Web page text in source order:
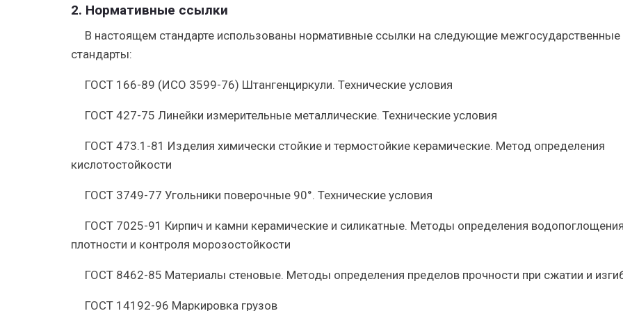
2. Нормативные ссылки
В настоящем стандарте использованы нормативные ссылки на следующие межгосударственные
стандарты:
ГОСТ 166-89 (ИСО 3599-76) Штангенциркули. Технические условия
ГОСТ 427-75 Линейки измерительные металлические. Технические условия
ГОСТ 473.1-81 Изделия химически стойкие и термостойкие керамические. Метод определения
кислотостойкости
ГОСТ 3749-77 Угольники поверочные 90°. Технические условия
ГОСТ 7025-91 Кирпич и камни керамические и силикатные. Методы определения
плотности и контроля морозостойкости
ГОСТ 8462-85 Материалы стеновые. Методы определения пределов прочности при сжатии и
ГОСТ 14192-96 Маркировка грузов